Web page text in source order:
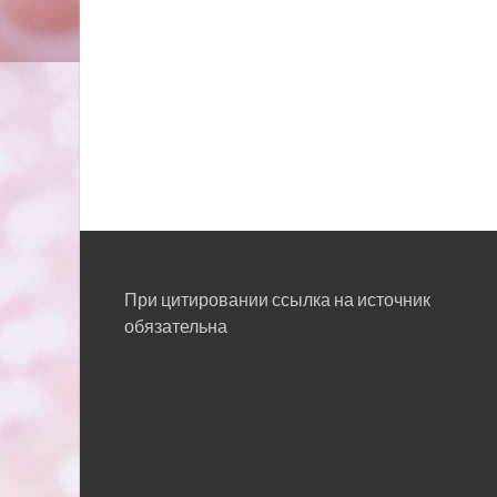
При цитировании ссылка на источник
обязательна